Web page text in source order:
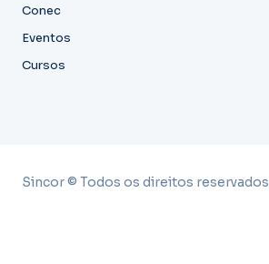
Conec
Eventos
Cursos
Sincor © Todos os direitos reservados